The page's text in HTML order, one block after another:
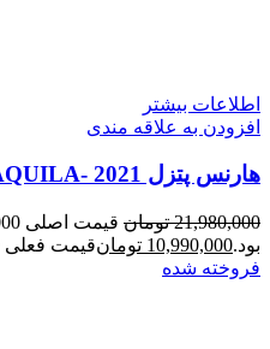
اطلاعات بیشتر
افزودن به علاقه مندی
هارنس پتزل 2021 -AQUILA سایز M
21,980,000 تومان
بود.10,990,000 تومانقیمت فعلی 10,990,000 تومان است.
فروخته شده